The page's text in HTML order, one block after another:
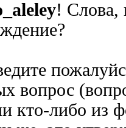
! Слова,
вопрос
кто-либо из